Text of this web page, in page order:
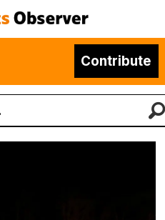
Contribute